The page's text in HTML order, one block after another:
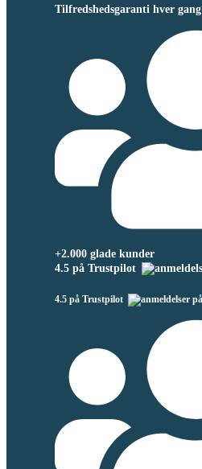
Tilfredshedsgaranti hver gang
+2.000 glade kunder
4.5 på Trustpilot
4.5 på Trustpilot